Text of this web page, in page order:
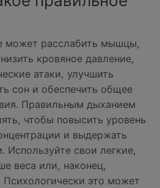
может расслабить мышцы,
кровяное давление,
атаки, улучшить
сон и обеспечить общее
Правильным дыханием
чтобы повысить уровень
и выдержать
Используйте свои легкие,
веса или, наконец,
это может